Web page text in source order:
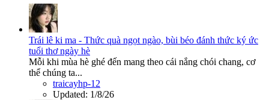
Trái lê ki ma - Thức quà ngọt ngào, bùi béo đánh thức ký ức
tuổi thơ ngày hè
Mỗi khi mùa hè ghé đến mang theo cái nắng chói chang, cơ
thể chúng ta...
traicayhp-12
Updated: 1/8/26